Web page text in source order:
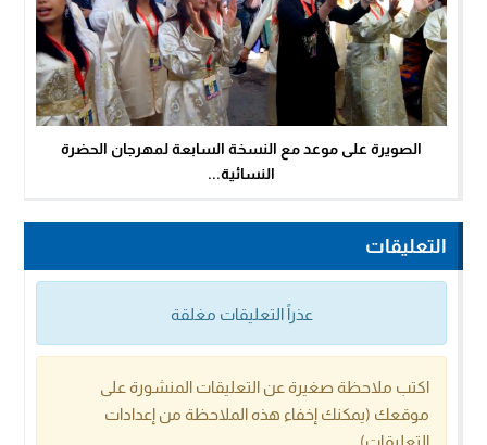
الصويرة على موعد مع النسخة السابعة لمهرجان الحضرة
النسائية...
التعليقات
عذراً التعليقات مغلقة
اكتب ملاحظة صغيرة عن التعليقات المنشورة على
موقعك (يمكنك إخفاء هذه الملاحظة من إعدادات
التعليقات)